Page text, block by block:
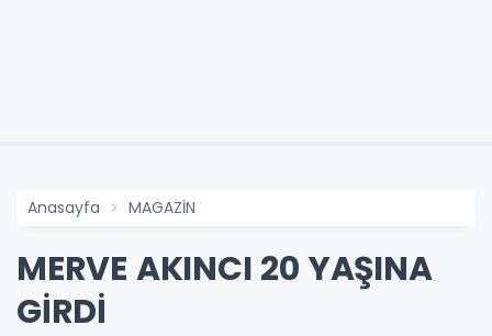
Anasayfa MAGAZİN
MERVE AKINCI 20 YAŞINA
GİRDİ